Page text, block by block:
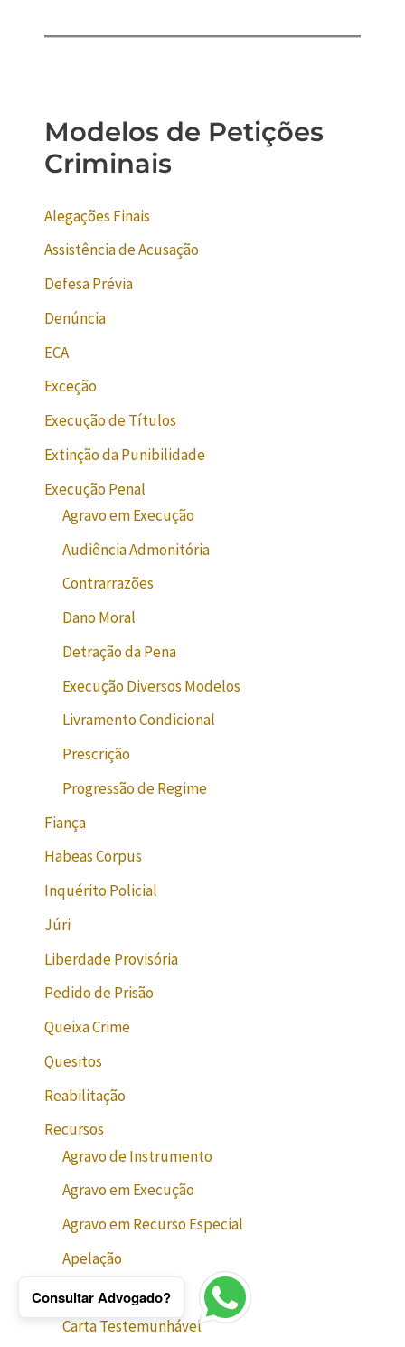
Modelos de Petições
Criminais
Alegações Finais
Assistência de Acusação
Defesa Prévia
Denúncia
ECA
Exceção
Execução de Títulos
Extinção da Punibilidade
Execução Penal
Agravo em Execução
Audiência Admonitória
Contrarrazões
Dano Moral
Detração da Pena
Execução Diversos Modelos
Livramento Condicional
Prescrição
Progressão de Regime
Fiança
Habeas Corpus
Inquérito Policial
Júri
Liberdade Provisória
Pedido de Prisão
Queixa Crime
Quesitos
Reabilitação
Recursos
Agravo de Instrumento
Agravo em Execução
Agravo em Recurso Especial
Apelação
Contrarrazões
Carta Testemunhável
Consultar Advogado?